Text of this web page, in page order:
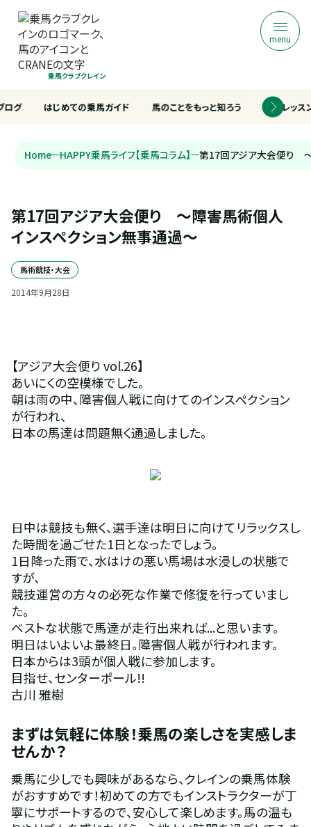
乗馬クラブクレイン
menu
はじめての乗馬ガイド 馬のことをもっと知ろう 乗馬レッス
ログ
Home HAPPY乗馬ライフ【乗馬コラム】 第17回アジア大会便り
第17回アジア大会便り　～障害馬術個人
インスペクション無事通過～
馬術競技・大会
2014年9月28日
【アジア大会便り vol.26】
あいにくの空模様でした。
朝は雨の中、障害個人戦に向けてのインスペクション
が行われ、
日本の馬達は問題無く通過しました。
日中は競技も無く、選手達は明日に向けてリラックスし
た時間を過ごせた1日となったでしょう。
1日降った雨で、水はけの悪い馬場は水浸しの状態で
すが、
競技運営の方々の必死な作業で修復を行っていまし
た。
ベストな状態で馬達が走行出来れば...と思います。
明日はいよいよ最終日。障害個人戦が行われます。
日本からは3頭が個人戦に参加します。
目指せ、センターポール!!
古川 雅樹
まずは気軽に体験！乗馬の楽しさを実感しま
せんか？
乗馬に少しでも興味があるなら、クレインの乗馬体験
がおすすめです！初めての方でもインストラクターが丁
寧にサポートするので、安心して楽しめます。馬の温も